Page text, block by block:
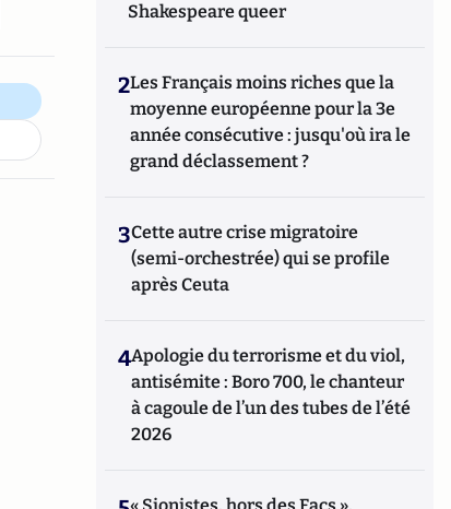
Shakespeare queer
2Les Français moins riches que la
moyenne européenne pour la 3e
année consécutive : jusqu'où ira le
grand déclassement ?
3Cette autre crise migratoire
(semi-orchestrée) qui se profile
après Ceuta
4Apologie du terrorisme et du viol,
antisémite : Boro 700, le chanteur
à cagoule de l’un des tubes de l’été
2026